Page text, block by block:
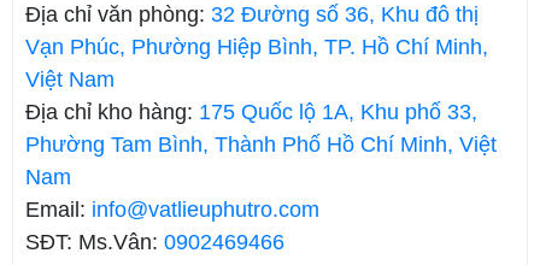
Địa chỉ văn phòng: 32 Đường số 36, Khu đô thị
Vạn Phúc, Phường Hiệp Bình, TP. Hồ Chí Minh,
Việt Nam
Địa chỉ kho hàng: 175 Quốc lộ 1A, Khu phố 33,
Phường Tam Bình, Thành Phố Hồ Chí Minh, Việt
Nam
Email: info@vatlieuphutro.com
SĐT: Ms.Vân: 0902469466